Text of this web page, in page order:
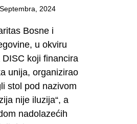
2024
Bosne i
u okviru
DISC koji financira
unija, organizirao
stol pod nazivom
nije iluzija“, a
nadolazećih